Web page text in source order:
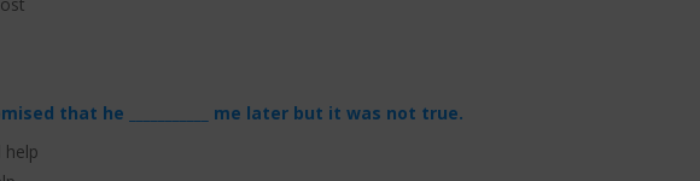
that he ___________ me later but it was not true.
help